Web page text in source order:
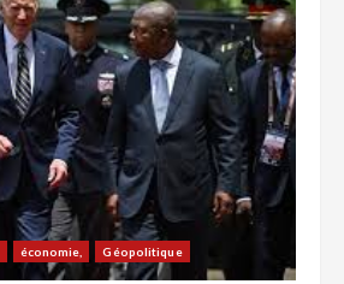
économie, Géopolitique